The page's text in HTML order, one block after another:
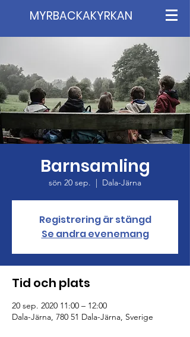
MYRBACKAKYRKAN
Barnsamling
sön 20 sep.
  |
Dala-Järna
Registrering är stängd
Se andra evenemang
Tid och plats
20 sep. 2020 11:00 – 12:00
Dala-Järna, 780 51 Dala-Järna, Sverige